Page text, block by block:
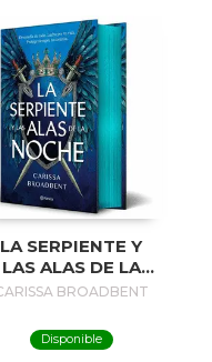
LA SERPIENTE Y
LAS ALAS DE LA
(EDICIÓN
BROADBENT
Disponible